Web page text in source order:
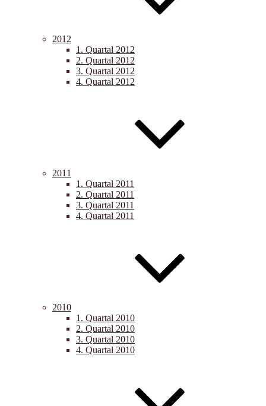
2012
1. Quartal 2012
2. Quartal 2012
3. Quartal 2012
4. Quartal 2012
2011
1. Quartal 2011
2. Quartal 2011
3. Quartal 2011
4. Quartal 2011
2010
1. Quartal 2010
2. Quartal 2010
3. Quartal 2010
4. Quartal 2010